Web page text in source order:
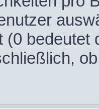
(0 bedeutet